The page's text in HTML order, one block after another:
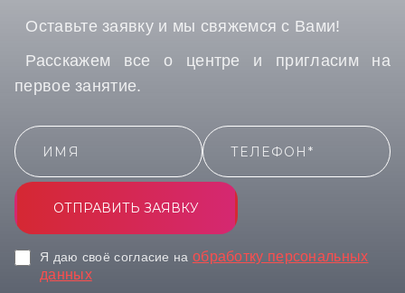
Оставьте заявку и мы свяжемся с Вами!
Расскажем все о центре и пригласим на
первое занятие.
ОТПРАВИТЬ ЗАЯВКУ
Я даю своё согласие на обработку персональных
данных